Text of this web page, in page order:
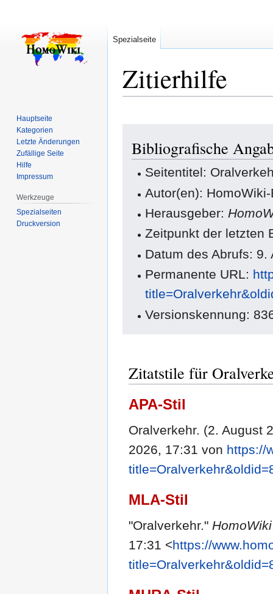
Zitierhilfe
Navigation
springen
Suche
springen
Bibliografische
Seitentitel:
Autor(en):
Herausgeber:
Zeitpunkt der letzten
Datum des Abrufs:
Permanente URL:
Versionskennung:
Zitatstile für
APA-Stil
Oralverkehr. (2. August
2026, 17:31 von https://
MLA-Stil
"Oralverkehr." HomoWiki
17:31 <https://
Spezialseite
Hauptseite
Kategorien
Letzte Änderungen
Zufällige Seite
Hilfe
Impressum
Werkzeuge
Spezialseiten
Druckversion